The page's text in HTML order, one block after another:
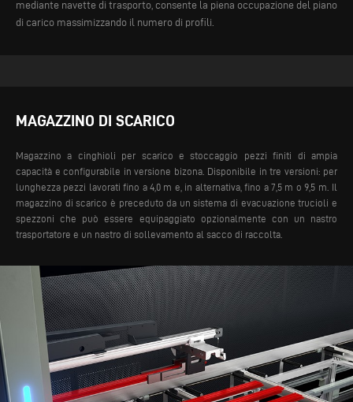
mediante navette di trasporto, consente la piena occupazione del piano
di carico massimizzando il numero di profili.
MAGAZZINO DI SCARICO
Magazzino a cinghioli per scarico e stoccaggio pezzi finiti di ampia
capacità e configurabile in versione bizona. Disponibile in tre versioni: per
lunghezza pezzi lavorati fino a 4,0 m e, in alternativa, fino a 7,5 m o 9,5 m. Il
magazzino di scarico è preceduto da un sistema di evacuazione trucioli e
spezzoni che può essere equipaggiato opzionalmente con un nastro
trasportatore e un nastro di sollevamento al sacco di raccolta.